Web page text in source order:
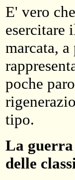
E' vero
esercitare
marcata,
poche
tipo.
La
delle